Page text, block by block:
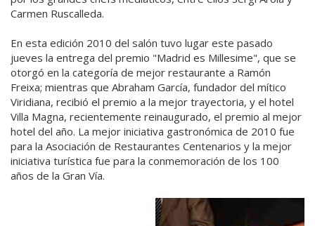
Carmen Ruscalleda.
En esta edición 2010 del salón tuvo lugar este pasado
jueves la entrega del premio "Madrid es Millesime", que se
otorgó en la categoría de mejor restaurante a Ramón
Freixa; mientras que Abraham García, fundador del mítico
Viridiana, recibió el premio a la mejor trayectoria, y el hotel
Villa Magna, recientemente reinaugurado, el premio al mejor
hotel del año. La mejor iniciativa gastronómica de 2010 fue
para la Asociación de Restaurantes Centenarios y la mejor
iniciativa turística fue para la conmemoración de los 100
años de la Gran Vía.